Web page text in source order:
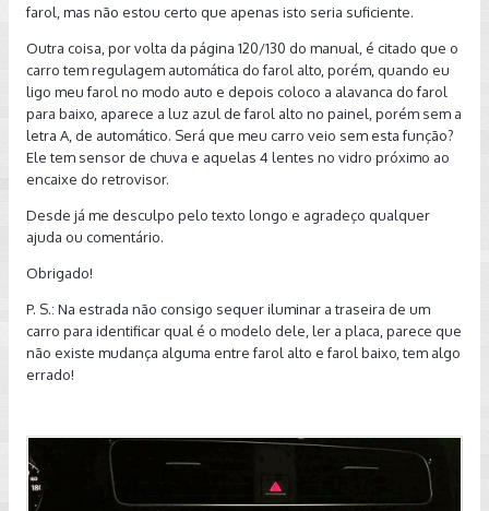
farol, mas não estou certo que apenas isto seria suficiente.
Outra coisa, por volta da página 120/130 do manual, é citado que o
carro tem regulagem automática do farol alto, porém, quando eu
ligo meu farol no modo auto e depois coloco a alavanca do farol
para baixo, aparece a luz azul de farol alto no painel, porém sem a
letra A, de automático. Será que meu carro veio sem esta função?
Ele tem sensor de chuva e aquelas 4 lentes no vidro próximo ao
encaixe do retrovisor.
Desde já me desculpo pelo texto longo e agradeço qualquer
ajuda ou comentário.
Obrigado!
P. S.: Na estrada não consigo sequer iluminar a traseira de um
carro para identificar qual é o modelo dele, ler a placa, parece que
não existe mudança alguma entre farol alto e farol baixo, tem algo
errado!